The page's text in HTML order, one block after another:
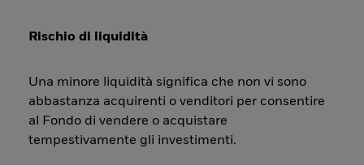
Rischio di liquidità
Una minore liquidità significa che non vi sono
abbastanza acquirenti o venditori per consentire
al Fondo di vendere o acquistare
tempestivamente gli investimenti.